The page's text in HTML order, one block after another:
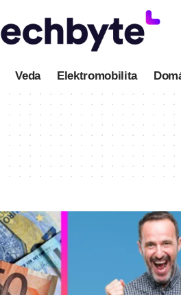
Veda Elektromobilita